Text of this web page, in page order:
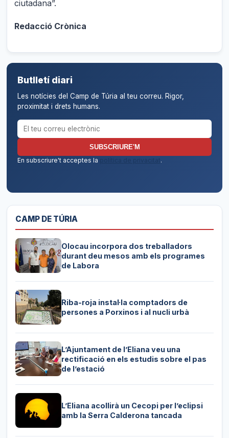
ciutadana”.
Redacció Crònica
Butlletí diari
Les notícies del Camp de Túria al teu correu. Rigor,
proximitat i drets humans.
Correu electrònic per al butlletí
SUBSCRIURE'M
En subscriure't acceptes la
política de privacitat.
CAMP DE TÚRIA
Olocau incorpora dos treballadors
durant deu mesos amb els programes
de Labora
Riba-roja instal·la comptadors de
persones a Porxinos i al nucli urbà
L’Ajuntament de l’Eliana veu una
rectificació en els estudis sobre el pas
de l’estació
L’Eliana acollirà un Cecopi per l’eclipsi
amb la Serra Calderona tancada